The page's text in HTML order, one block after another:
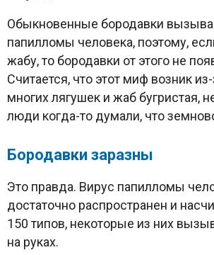
Обыкновенные бородавки
папилломы человека, поэтому,
жабу, то бородавки от этого не
Считается, что этот миф возник из-
многих лягушек и жаб бугристая,
люди когда-то думали, что
Бородавки заразны
Это правда. Вирус папилломы
достаточно распространен и
150 типов, некоторые из них
на руках.